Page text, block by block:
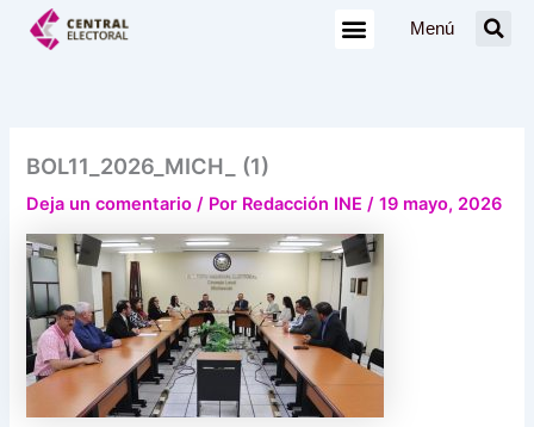
Menú
BOL11_2026_MICH_ (1)
Deja un comentario / Por Redacción INE/19 mayo, 2026